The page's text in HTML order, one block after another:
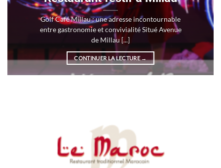
Golf Café Millau : une adresse incontournable
entre gastronomie et convivialité Situé Avenue
de Millau [...]
CONTINUER LA LECTURE →